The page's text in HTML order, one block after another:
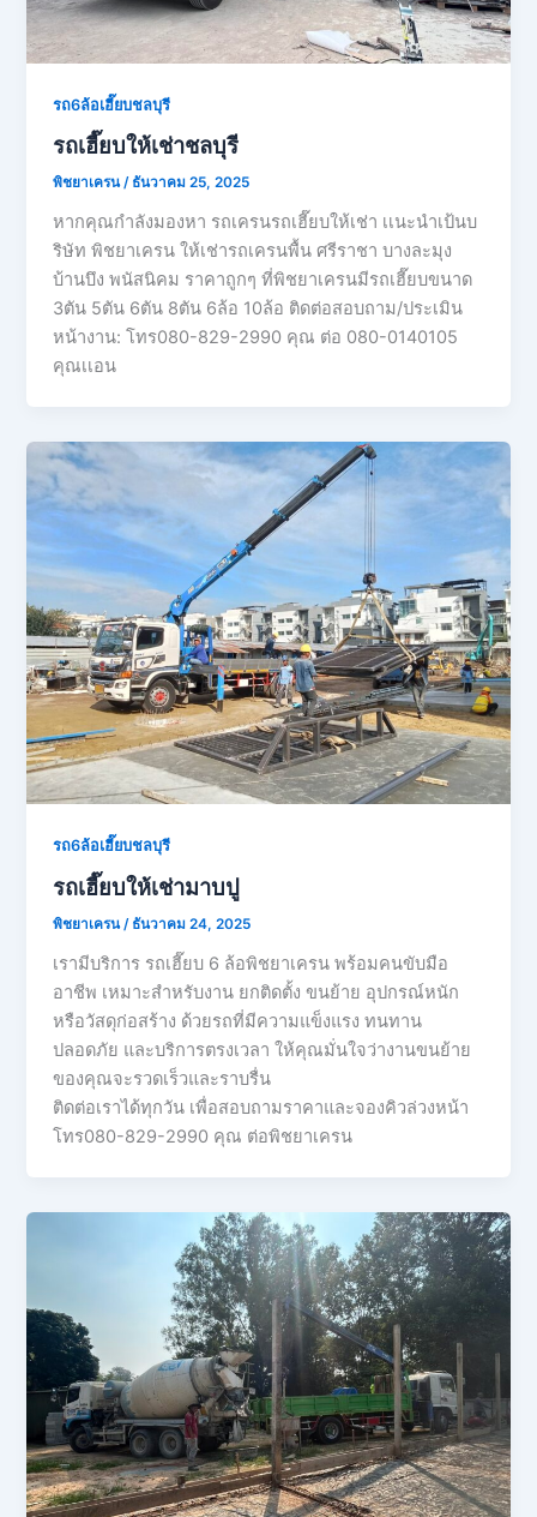
รถ6ล้อเฮี๊ยบชลบุรี
รถเฮี๊ยบให้เช่าชลบุรี
พิชยาเครน/ ธันวาคม 25, 2025
หากคุณกำลังมองหา รถเครนรถเฮี๊ยบให้เช่า เเนะนำเป้นบ
ริษัท พิชยาเครน ให้เช่ารถเครนพื้น ศรีราชา บางละมุง
บ้านบึง พนัสนิคม ราคาถูกๆ ที่พิชยาเครนมีรถเฮี๊ยบขนาด
3ตัน 5ตัน 6ตัน 8ตัน 6ล้อ 10ล้อ ติดต่อสอบถาม/ประเมิน
หน้างาน: โทร080-829-2990 คุณ ต่อ 080-0140105
คุณเเอน
รถ6ล้อเฮี๊ยบชลบุรี
รถเฮี๊ยบให้เช่ามาบปู
พิชยาเครน/ ธันวาคม 24, 2025
เรามีบริการ รถเฮี๊ยบ 6 ล้อพิชยาเครน พร้อมคนขับมือ
อาชีพ เหมาะสำหรับงาน ยกติดตั้ง ขนย้าย อุปกรณ์หนัก
หรือวัสดุก่อสร้าง ด้วยรถที่มีความแข็งแรง ทนทาน
ปลอดภัย และบริการตรงเวลา ให้คุณมั่นใจว่างานขนย้าย
ของคุณจะรวดเร็วและราบรื่น
ติดต่อเราได้ทุกวัน เพื่อสอบถามราคาและจองคิวล่วงหน้า
โทร080-829-2990 คุณ ต่อพิชยาเครน